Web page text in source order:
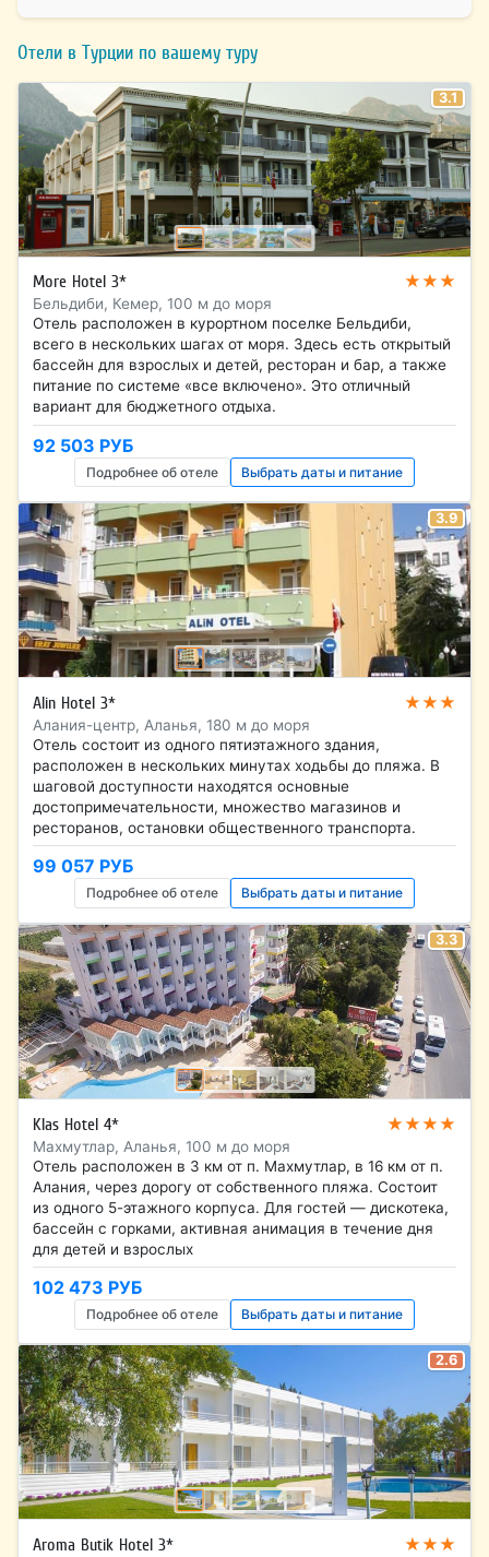
Отели в Турции по вашему туру
3.1
More Hotel 3* ★★★
Бельдиби, Кемер, 100 м до моря
Отель расположен в курортном поселке Бельдиби,
всего в нескольких шагах от моря. Здесь есть открытый
бассейн для взрослых и детей, ресторан и бар, а также
питание по системе «все включено». Это отличный
вариант для бюджетного отдыха.
92 503 РУБ
Подробнее об отеле Выбрать даты и питание
3.9
Alin Hotel 3* ★★★
Алания-центр, Аланья, 180 м до моря
Отель состоит из одного пятиэтажного здания,
расположен в нескольких минутах ходьбы до пляжа. В
шаговой доступности находятся основные
достопримечательности, множество магазинов и
ресторанов, остановки общественного транспорта.
99 057 РУБ
Подробнее об отеле Выбрать даты и питание
3.3
Klas Hotel 4* ★★★★
Махмутлар, Аланья, 100 м до моря
Отель расположен в 3 км от п. Махмутлар, в 16 км от п.
Алания, через дорогу от собственного пляжа. Состоит
из одного 5-этажного корпуса. Для гостей — дискотека,
бассейн с горками, активная анимация в течение дня
для детей и взрослых
102 473 РУБ
Подробнее об отеле Выбрать даты и питание
2.6
Aroma Butik Hotel 3* ★★★